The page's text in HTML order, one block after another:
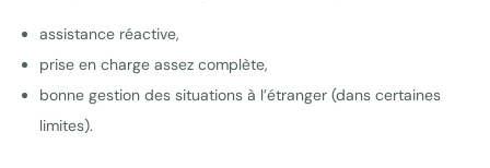
assistance réactive,
prise en charge assez complète,
bonne gestion des situations à l’étranger (dans certaines
limites).